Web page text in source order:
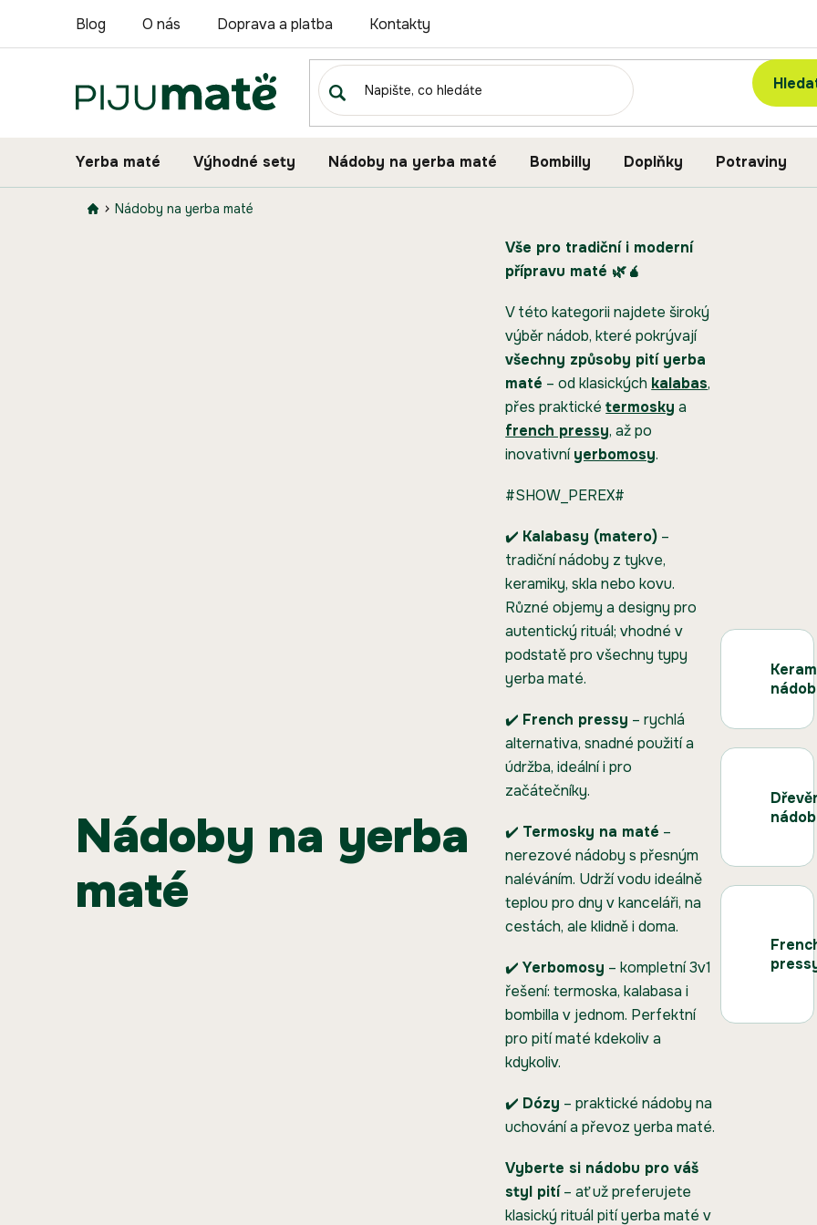
Blog O nás Doprava a platba Kontakty
Yerba maté Výhodné sety Nádoby na yerba maté Bombilly Doplňky Potraviny
Nádoby na yerba maté
nádoby na yerba
maté
Vše pro tradiční i moderní
přípravu maté 🌿🧉
V této kategorii najdete široký
výběr nádob, které pokrývají
všechny způsoby pití yerba
maté – od klasických kalabas,
přes praktickétermosky a
french pressy, až po
inovativníyerbomosy.
#SHOW_PEREX#
✔️ Kalabasy (matero) –
tradiční nádoby z tykve,
keramiky, skla nebo kovu.
Různé objemy a designy pro
autentický rituál; vhodné v
podstatě pro všechny typy
yerba maté.
✔️ French pressy – rychlá
alternativa, snadné použití a
údržba, ideální i pro
začátečníky.
✔️ Termosky na maté –
nerezové nádoby s přesným
naléváním. Udrží vodu ideálně
teplou pro dny v kanceláři, na
cestách, ale klidně i doma.
✔️Yerbomosy – kompletní 3v1
řešení: termoska, kalabasa i
bombilla v jednom. Perfektní
pro pití maté kdekoliv a
kdykoliv.
✔️ Dózy – praktické nádoby na
uchování a převoz yerba maté.
Vyberte si nádobu pro váš
styl pití– ať už preferujete
klasický rituál pití yerba maté v